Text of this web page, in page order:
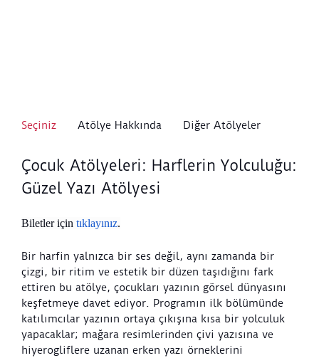
Seçiniz Atölye Hakkında Diğer Atölyeler
Çocuk Atölyeleri: Harflerin Yolculuğu:
Güzel Yazı Atölyesi
Biletler için tıklayınız.
Bir harfin yalnızca bir ses değil, aynı zamanda bir
çizgi, bir ritim ve estetik bir düzen taşıdığını fark
ettiren bu atölye, çocukları yazının görsel dünyasını
keşfetmeye davet ediyor. Programın ilk bölümünde
katılımcılar yazının ortaya çıkışına kısa bir yolculuk
yapacaklar; mağara resimlerinden çivi yazısına ve
hiyerogliflere uzanan erken yazı örneklerini